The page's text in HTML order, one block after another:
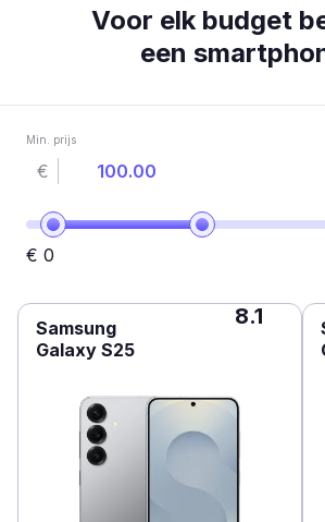
Voor elk budget
een
Min. prijs
€
€ 0
Samsung
Galaxy S25
8.1